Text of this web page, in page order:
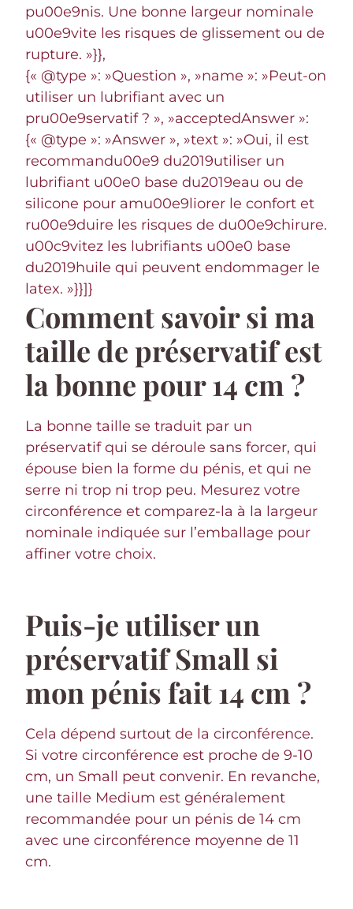
pu00e9nis. Une bonne largeur nominale
u00e9vite les risques de glissement ou de
rupture. »}},
{« @type »: »Question », »name »: »Peut-on
utiliser un lubrifiant avec un
pru00e9servatif ? », »acceptedAnswer »:
{« @type »: »Answer », »text »: »Oui, il est
recommandu00e9 du2019utiliser un
lubrifiant u00e0 base du2019eau ou de
silicone pour amu00e9liorer le confort et
ru00e9duire les risques de du00e9chirure.
u00c9vitez les lubrifiants u00e0 base
du2019huile qui peuvent endommager le
latex. »}}]}
Comment savoir si ma
taille de préservatif est
la bonne pour 14 cm ?
La bonne taille se traduit par un
préservatif qui se déroule sans forcer, qui
épouse bien la forme du pénis, et qui ne
serre ni trop ni trop peu. Mesurez votre
circonférence et comparez-la à la largeur
nominale indiquée sur l’emballage pour
affiner votre choix.
Puis-je utiliser un
préservatif Small si
mon pénis fait 14 cm ?
Cela dépend surtout de la circonférence.
Si votre circonférence est proche de 9-10
cm, un Small peut convenir. En revanche,
une taille Medium est généralement
recommandée pour un pénis de 14 cm
avec une circonférence moyenne de 11
cm.